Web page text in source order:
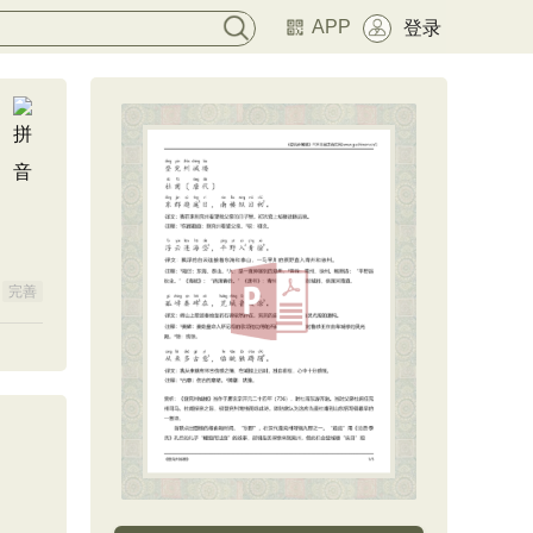
APP 登录
完善